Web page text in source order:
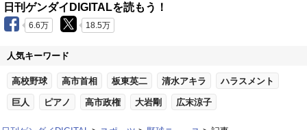
日刊ゲンダイDIGITALを読もう！
6.6万 18.5万
人気キーワード
高校野球 高市首相 板東英二 清水アキラ ハラスメント
巨人 ピアノ 高市政権 大岩剛 広末涼子